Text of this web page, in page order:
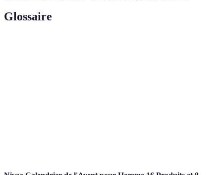
Glossaire